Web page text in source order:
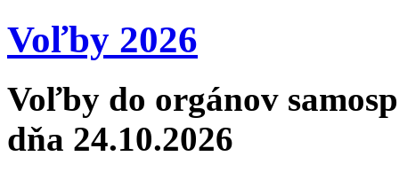
Voľby 2026
Voľby do orgánov
dňa 24.10.2026